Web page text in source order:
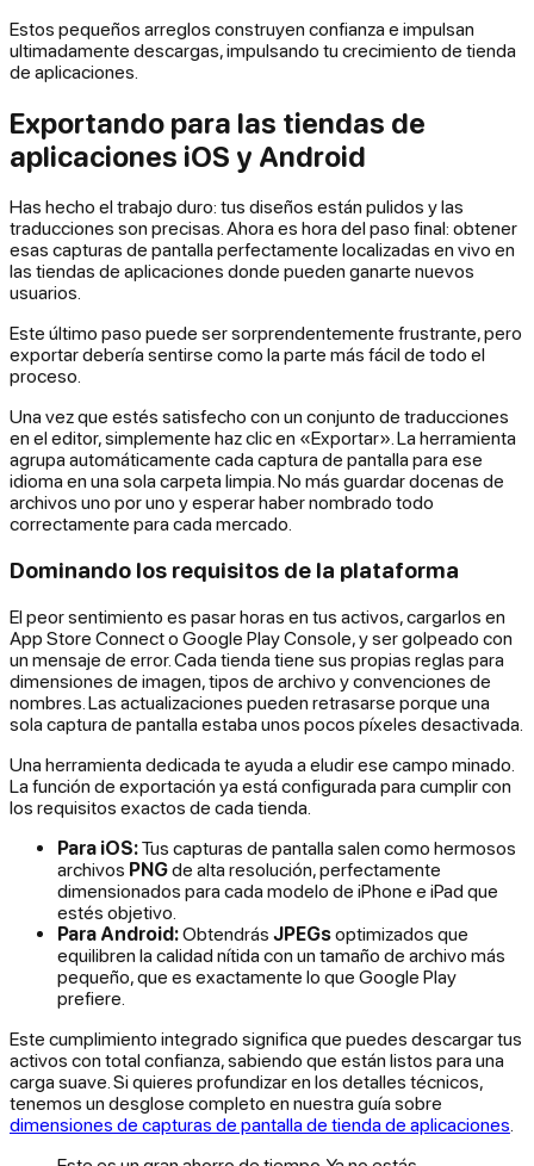
Estos pequeños arreglos construyen confianza e impulsan
ultimadamente descargas, impulsando tu crecimiento de tienda
de aplicaciones.
Exportando para las tiendas de
aplicaciones iOS y Android
Has hecho el trabajo duro: tus diseños están pulidos y las
traducciones son precisas. Ahora es hora del paso final: obtener
esas capturas de pantalla perfectamente localizadas en vivo en
las tiendas de aplicaciones donde pueden ganarte nuevos
usuarios.
Este último paso puede ser sorprendentemente frustrante, pero
exportar debería sentirse como la parte más fácil de todo el
proceso.
Una vez que estés satisfecho con un conjunto de traducciones
en el editor, simplemente haz clic en «Exportar». La herramienta
agrupa automáticamente cada captura de pantalla para ese
idioma en una sola carpeta limpia. No más guardar docenas de
archivos uno por uno y esperar haber nombrado todo
correctamente para cada mercado.
Dominando los requisitos de la plataforma
El peor sentimiento es pasar horas en tus activos, cargarlos en
App Store Connect o Google Play Console, y ser golpeado con
un mensaje de error. Cada tienda tiene sus propias reglas para
dimensiones de imagen, tipos de archivo y convenciones de
nombres. Las actualizaciones pueden retrasarse porque una
sola captura de pantalla estaba unos pocos píxeles desactivada.
Una herramienta dedicada te ayuda a eludir ese campo minado.
La función de exportación ya está configurada para cumplir con
los requisitos exactos de cada tienda.
Para iOS:Tus capturas de pantalla salen como hermosos
archivos PNGde alta resolución, perfectamente
dimensionados para cada modelo de iPhone e iPad que
estés objetivo.
Para Android:Obtendrás JPEGsoptimizados que
equilibren la calidad nítida con un tamaño de archivo más
pequeño, que es exactamente lo que Google Play
prefiere.
Este cumplimiento integrado significa que puedes descargar tus
activos con total confianza, sabiendo que están listos para una
carga suave. Si quieres profundizar en los detalles técnicos,
tenemos un desglose completo en nuestra guía sobre
dimensiones de capturas de pantalla de tienda de aplicaciones